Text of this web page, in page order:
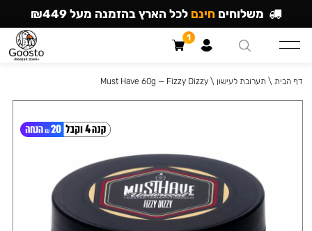
דף הבית \ תערובת לעישון \
Must Have 60g — Fizzy Dizzy
משלוחים חינם לכל הארץ בהזמנה מעל ₪449
1